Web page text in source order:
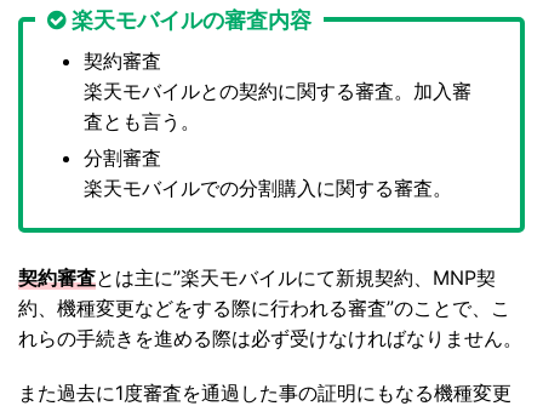
楽天モバイルの審査内容
契約審査
楽天モバイルとの契約に関する審査。加入審
査とも言う。
分割審査
楽天モバイルでの分割購入に関する審査。
契約審査とは主に”楽天モバイルにて新規契約、MNP契
約、機種変更などをする際に行われる審査”のことで、こ
れらの手続きを進める際は必ず受けなければなりません。
また過去に1度審査を通過した事の証明にもなる機種変更